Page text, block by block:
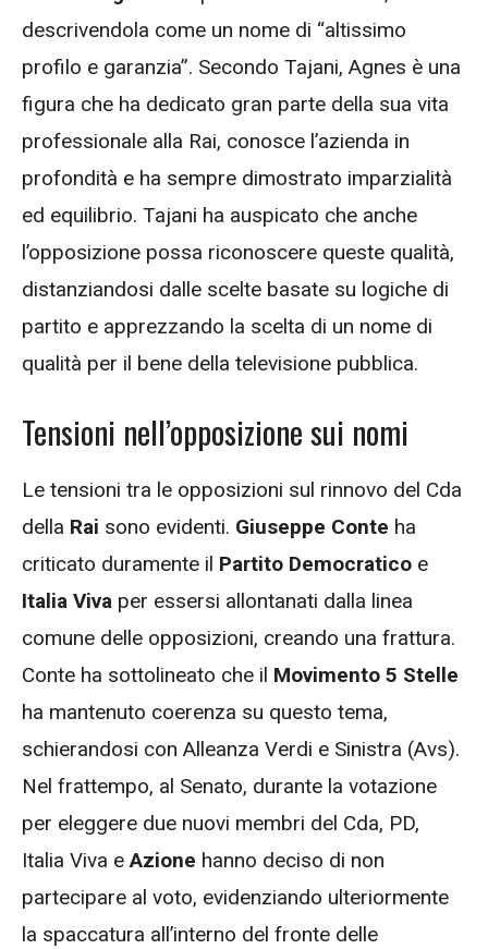
descrivendola come un nome di “altissimo
profilo e garanzia”. Secondo Tajani, Agnes è una
figura che ha dedicato gran parte della sua vita
professionale alla Rai, conosce l’azienda in
profondità e ha sempre dimostrato imparzialità
ed equilibrio. Tajani ha auspicato che anche
l’opposizione possa riconoscere queste qualità,
distanziandosi dalle scelte basate su logiche di
partito e apprezzando la scelta di un nome di
qualità per il bene della televisione pubblica.
Tensioni nell’opposizione sui nomi
Le tensioni tra le opposizioni sul rinnovo del Cda
della Rai sono evidenti. Giuseppe Conte ha
criticato duramente il Partito Democratico e
Italia Viva per essersi allontanati dalla linea
comune delle opposizioni, creando una frattura.
Conte ha sottolineato che il Movimento 5 Stelle
ha mantenuto coerenza su questo tema,
schierandosi con Alleanza Verdi e Sinistra (Avs).
Nel frattempo, al Senato, durante la votazione
per eleggere due nuovi membri del Cda, PD,
Italia Viva eAzione hanno deciso di non
partecipare al voto, evidenziando ulteriormente
la spaccatura all’interno del fronte delle